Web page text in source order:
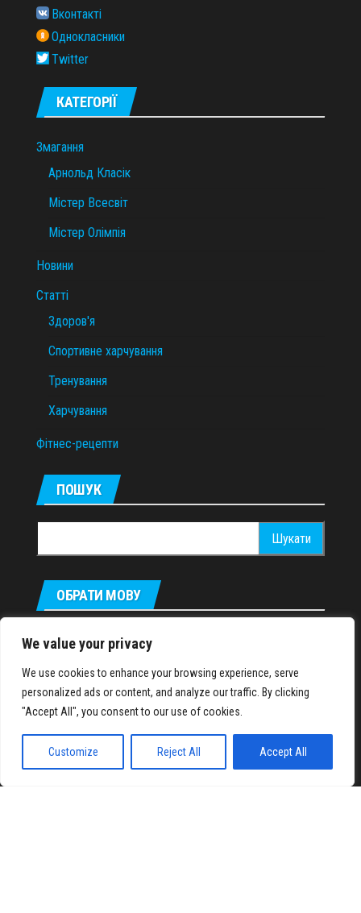
We value your privacy
We use cookies to enhance your browsing experience, serve
personalized ads or content, and analyze our traffic. By clicking
"Accept All", you consent to our use of cookies.
Customize Reject All Accept All
Вконтакті
Однокласники
Twitter
КАТЕГОРІЇ
Змагання
Арнольд Класік
Містер Всесвіт
Містер Олімпія
Новини
Статті
Здоров'я
Спортивне харчування
Тренування
Харчування
Фітнес-рецепти
ПОШУК
ОБРАТИ МОВУ
Русский
IronMuscles.org© 2018-2023